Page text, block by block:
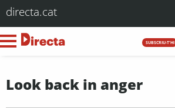
directa.cat
SUBSCRIU-T'HI
Look back in anger